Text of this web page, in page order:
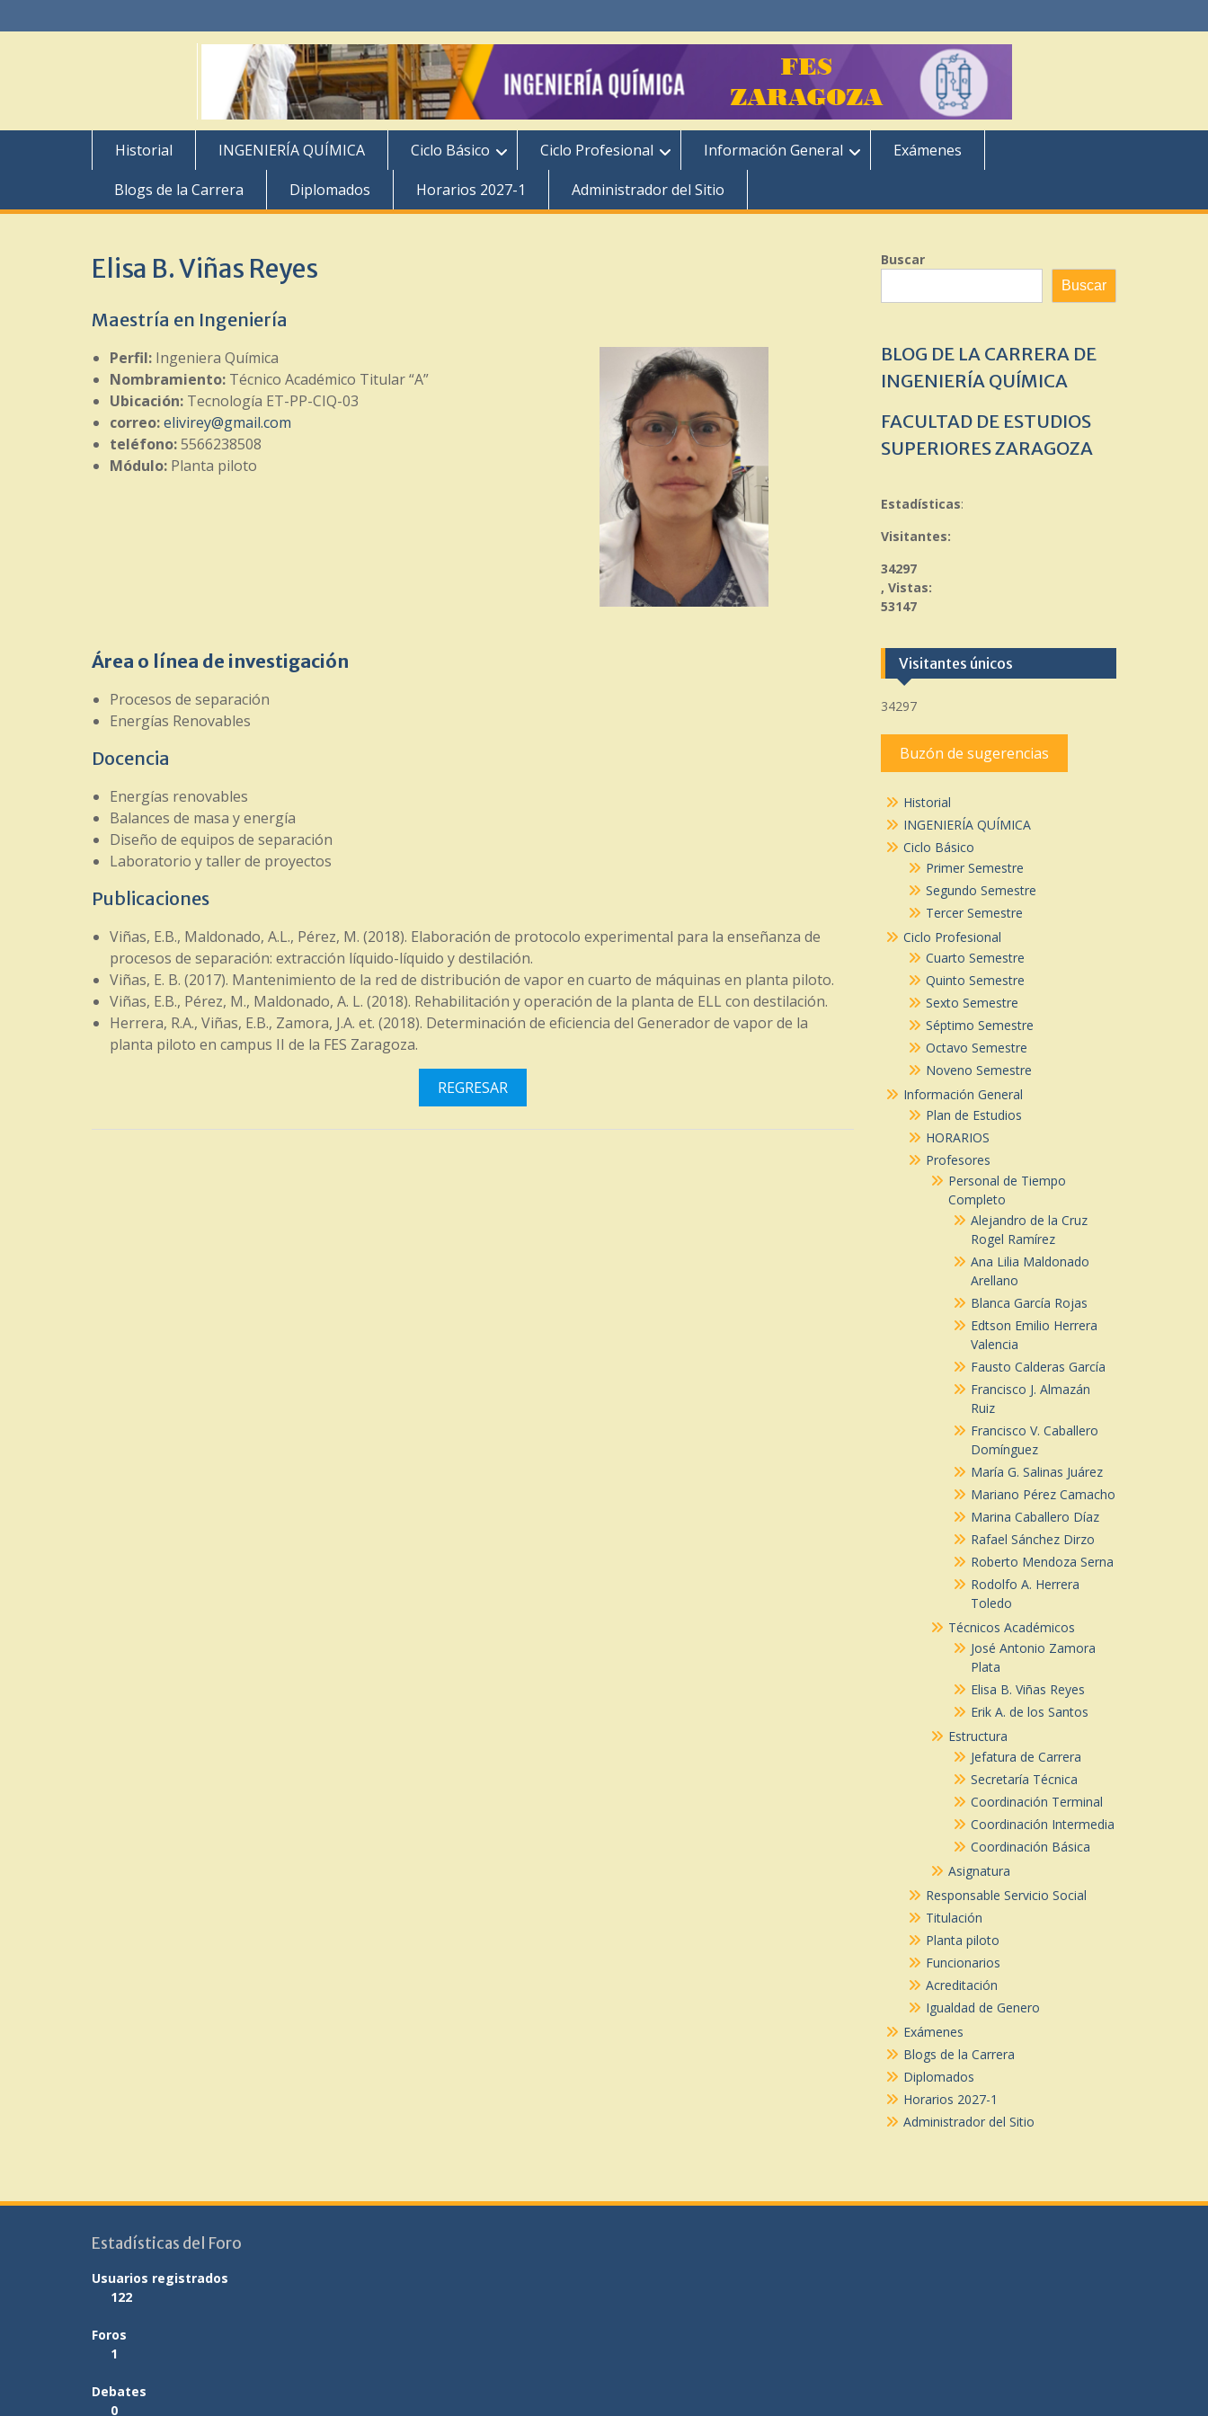
to
Historial INGENIERÍA QUÍMICA Ciclo Básico Ciclo Profesional Información General
Exámenes
Blogs de la Carrera
Diplomados Horarios 2027-1 Administrador del Sitio
Elisa B. Viñas Reyes
Maestría en Ingeniería
Perfil: Ingeniera Química
Nombramiento: Técnico Académico Titular “A”
Ubicación: Tecnología ET-PP-CIQ-03
correo:elivirey@gmail.com
teléfono:5566238508
Módulo: Planta piloto
Área o línea de investigación
Procesos de separación
Energías Renovables
Docencia
Energías renovables
Balances de masa y energía
Diseño de equipos de separación
Laboratorio y taller de proyectos
Publicaciones
Viñas, E.B., Maldonado, A.L., Pérez, M. (2018). Elaboración de protocolo experimental para la enseñanza de
procesos de separación: extracción líquido-líquido y destilación.
Viñas, E. B. (2017). Mantenimiento de la red de distribución de vapor en cuarto de máquinas en planta piloto.
Viñas, E.B., Pérez, M., Maldonado, A. L. (2018). Rehabilitación y operación de la planta de ELL con destilación.
Herrera, R.A., Viñas, E.B., Zamora, J.A. et. (2018). Determinación de eficiencia del Generador de vapor de la
planta piloto en campus II de la FES Zaragoza.
REGRESAR
Buscar
Buscar
BLOG DE LA CARRERA DE
INGENIERÍA QUÍMICA
FACULTAD DE ESTUDIOS
SUPERIORES ZARAGOZA
Estadísticas:
Visitantes:
34297
, Vistas:
53147
Visitantes únicos
34297
Buzón de sugerencias
Historial
INGENIERÍA QUÍMICA
Ciclo Básico
Primer Semestre
Segundo Semestre
Tercer Semestre
Ciclo Profesional
Cuarto Semestre
Quinto Semestre
Sexto Semestre
Séptimo Semestre
Octavo Semestre
Noveno Semestre
Información General
Plan de Estudios
HORARIOS
Profesores
Personal de Tiempo
Completo
Alejandro de la Cruz
Rogel Ramírez
Ana Lilia Maldonado
Arellano
Blanca García Rojas
Edtson Emilio Herrera
Valencia
Fausto Calderas García
Francisco J. Almazán
Ruiz
Francisco V. Caballero
Domínguez
María G. Salinas Juárez
Mariano Pérez Camacho
Marina Caballero Díaz
Rafael Sánchez Dirzo
Roberto Mendoza Serna
Rodolfo A. Herrera
Toledo
Técnicos Académicos
José Antonio Zamora
Plata
Elisa B. Viñas Reyes
Erik A. de los Santos
Estructura
Jefatura de Carrera
Secretaría Técnica
Coordinación Terminal
Coordinación Intermedia
Coordinación Básica
Asignatura
Responsable Servicio Social
Titulación
Planta piloto
Funcionarios
Acreditación
Igualdad de Genero
Exámenes
Blogs de la Carrera
Diplomados
Horarios 2027-1
Administrador del Sitio
Estadísticas del Foro
Usuarios registrados
122
Foros
1
Debates
0